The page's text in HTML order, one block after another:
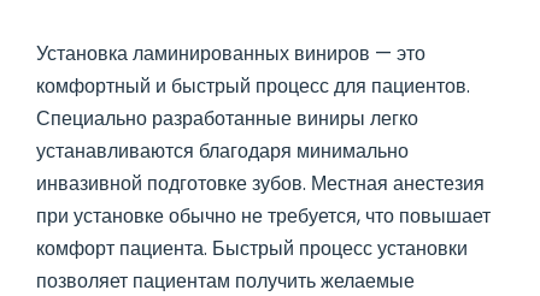
Установка ламинированных виниров — это
комфортный и быстрый процесс для пациентов.
Специально разработанные виниры легко
устанавливаются благодаря минимально
инвазивной подготовке зубов. Местная анестезия
при установке обычно не требуется, что повышает
комфорт пациента. Быстрый процесс установки
позволяет пациентам получить желаемые